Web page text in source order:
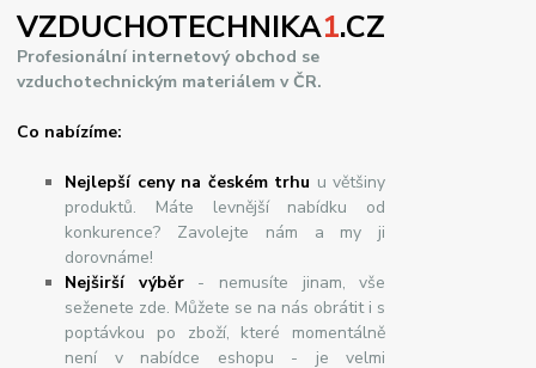
VZDUCHOTECHNIKA1.CZ
Profesionální internetový obchod se
vzduchotechnickým materiálem v ČR.
Co nabízíme:
Nejlepší ceny na českém trhu u většiny
produktů. Máte levnější nabídku od
konkurence? Zavolejte nám a my ji
dorovnáme!
Nejširšívýběr- nemusíte jinam, vše
seženete zde. Můžete se na nás obrátit i s
poptávkou po zboží, které momentálně
není v nabídce eshopu - je velmi